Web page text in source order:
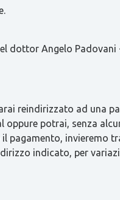
dottor Angelo
reindirizzato ad una
oppure potrai, senza
pagamento, invieremo
indicato, per